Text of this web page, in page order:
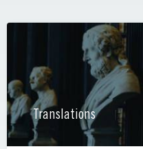
Translations